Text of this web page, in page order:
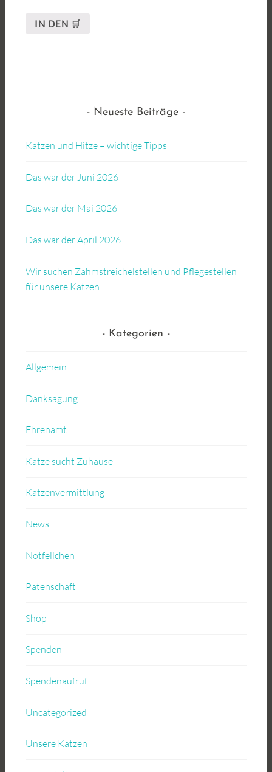
IN DEN 🛒
Neueste Beiträge
Katzen und Hitze – wichtige Tipps
Das war der Juni 2026
Das war der Mai 2026
Das war der April 2026
Wir suchen Zahmstreichelstellen und Pflegestellen
für unsere Katzen
Kategorien
Allgemein
Danksagung
Ehrenamt
Katze sucht Zuhause
Katzenvermittlung
News
Notfellchen
Patenschaft
Shop
Spenden
Spendenaufruf
Uncategorized
Unsere Katzen